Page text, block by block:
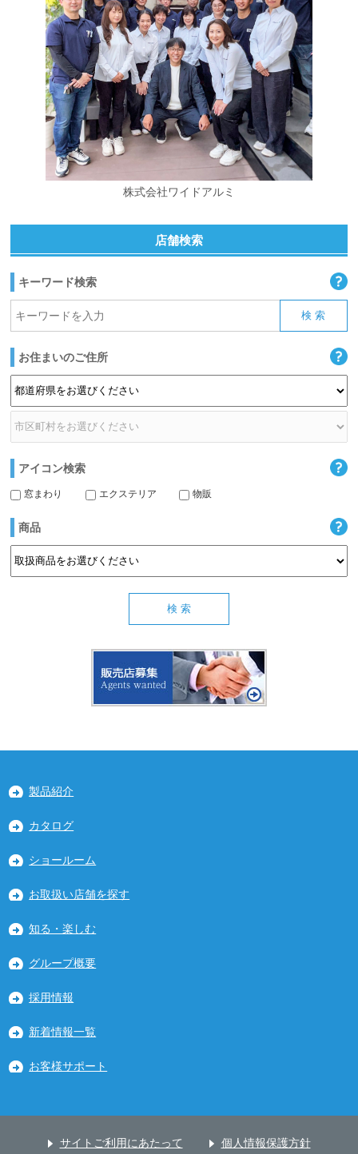
株式会社ワイドアルミ
店舗検索
キーワード検索
お住まいのご住所
アイコン検索
窓まわり エクステリア 物販
商品
製品紹介
カタログ
ショールーム
お取扱い店舗を探す
知る・楽しむ
グループ概要
採用情報
新着情報一覧
お客様サポート
サイトご利用にあたって 個人情報保護方針